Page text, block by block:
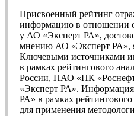
Присвоенный рейтинг
информацию в отношении
у АО «Эксперт РА»,
мнению АО «Эксперт РА»,
Ключевыми источниками
в рамках рейтингового
России, ПАО «НК
«Эксперт РА».
РА» в рамках рейтингового
для применения